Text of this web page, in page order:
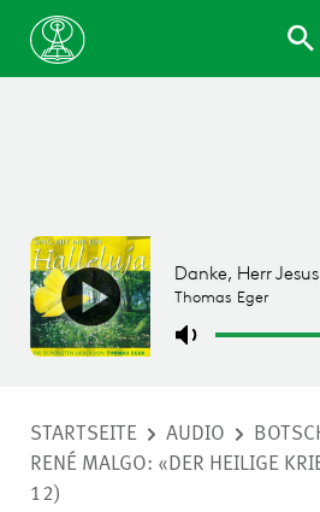
STARTSEITE AUDIO
RENÉ MALGO: «DER HEILIGE
12)